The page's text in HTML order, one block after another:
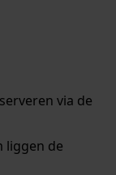
via de
liggen de